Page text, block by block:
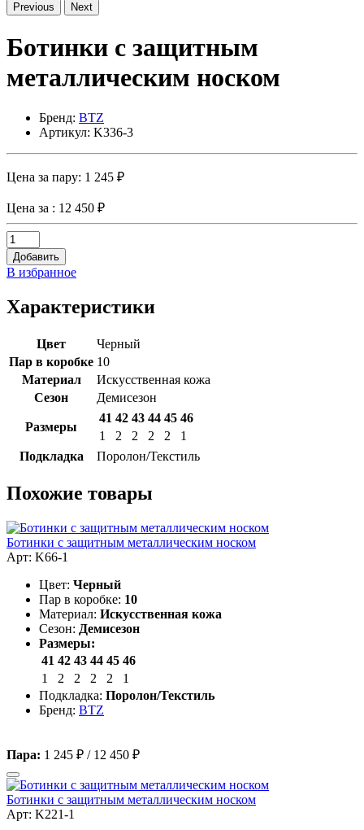
Previous Next
Ботинки с защитным
металлическим носком
Бренд: BTZ
Артикул: K336-3
Цена за пару: 1 245 ₽
Цена за : 12 450 ₽
Добавить
В избранное
Характеристики
Цвет
Черный
Пар в коробке 10
Материал
Искусственная кожа
Сезон
Демисезон
Размеры
41 42 43 44 45 46
1
2 2 2 2
1
Подкладка
Поролон/Текстиль
Похожие товары
Ботинки с защитным металлическим носком
Арт: K66-1
Цвет: Черный
Пар в коробке: 10
Материал: Искусственная кожа
Сезон: Демисезон
Размеры:
41 42 43 44 45 46
1
2 2 2 2
1
Подкладка: Поролон/Текстиль
Бренд: BTZ
Пара: 1 245 ₽ / 12 450 ₽
Ботинки с защитным металлическим носком
Арт: K221-1